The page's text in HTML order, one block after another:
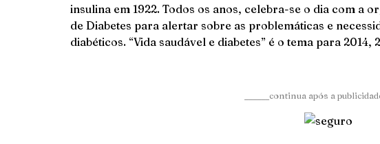
insulina em 1922. Todos os anos, celebra-se o dia com a
de Diabetes para alertar sobre as problemáticas e
diabéticos. “Vida saudável e diabetes” é o tema para 2014,
______continua após a